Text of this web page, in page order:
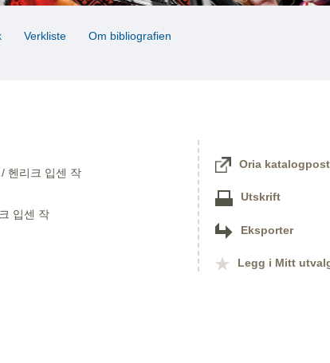
Verkliste Om bibliografien
헨리크 입센 작
입센 작
Oria katalogpost
Utskrift
Eksporter
Legg i Mitt